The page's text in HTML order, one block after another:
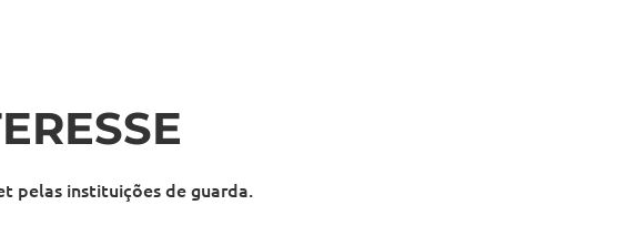
pelas instituições de guarda.